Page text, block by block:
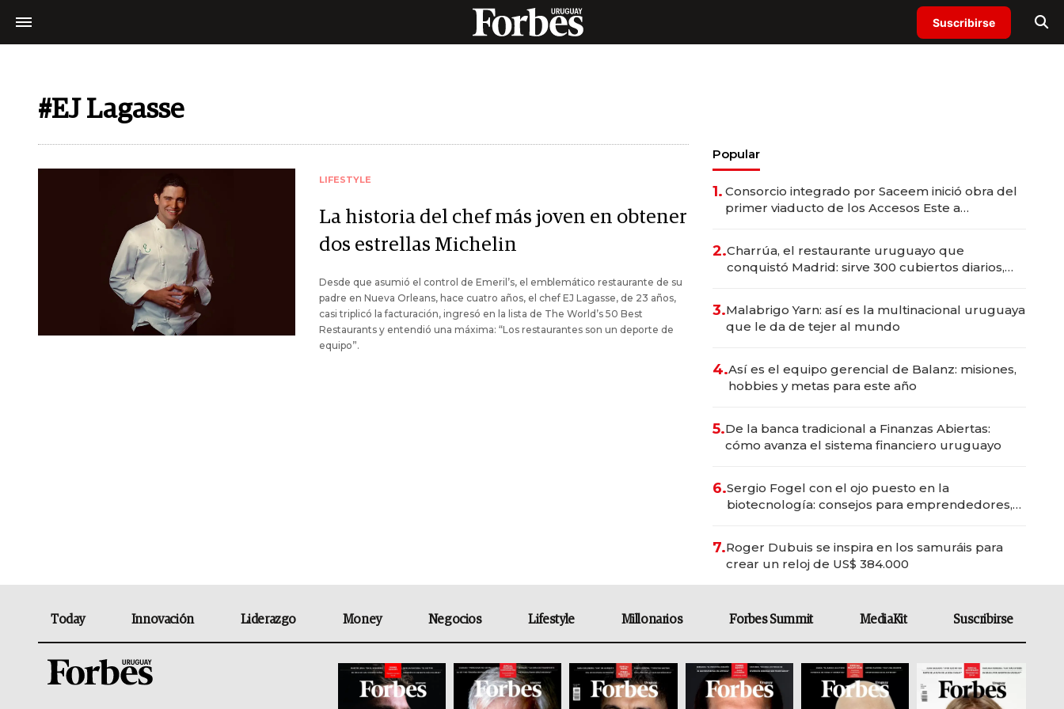
Suscribirse
#EJ Lagasse
LIFESTYLE
La historia del chef más joven en obtener
dos estrellas Michelin
Desde que asumió el control de Emeril’s, el emblemático restaurante de su
padre en Nueva Orleans, hace cuatro años, el chef EJ Lagasse, de 23 años,
casi triplicó la facturación, ingresó en la lista de The World’s 50 Best
Restaurants y entendió una máxima: “Los restaurantes son un deporte de
equipo”.
Popular
1. Consorcio integrado por Saceem inició obra del
primer viaducto de los Accesos Este a
2.Charrúa, el restaurante uruguayo que
conquistó Madrid: sirve 300 cubiertos diarios,
3.Malabrigo Yarn: así es la multinacional uruguaya
que le da de tejer al mundo
4.Así es el equipo gerencial de Balanz: misiones,
hobbies y metas para este año
5.De la banca tradicional a Finanzas Abiertas:
cómo avanza el sistema financiero uruguayo
6.Sergio Fogel con el ojo puesto en la
biotecnología: consejos para emprendedores,
7.Roger Dubuis se inspira en los samuráis para
crear un reloj de US$ 384.000
Today Innovación Liderazgo Money Negocios Lifestyle Millonarios Forbes Summit MediaKit Suscribirse